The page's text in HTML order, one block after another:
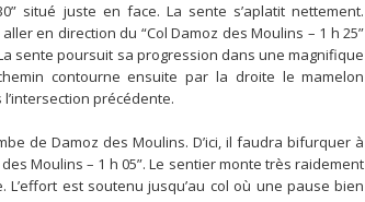
situé juste en face. La sente s’aplatit nettement.
en direction du “Col Damoz des Moulins – 1 h 25”
sente poursuit sa progression dans une magnifique
contourne ensuite par la droite le mamelon
précédente.
de Damoz des Moulins. D’ici, il faudra bifurquer à
Moulins – 1 h 05”. Le sentier monte très raidement
est soutenu jusqu’au col où une pause bien